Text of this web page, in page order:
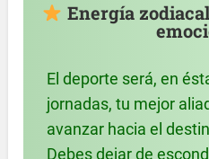
Energía
El deporte será, en
jornadas, tu mejor
avanzar hacia el
Debes dejar de